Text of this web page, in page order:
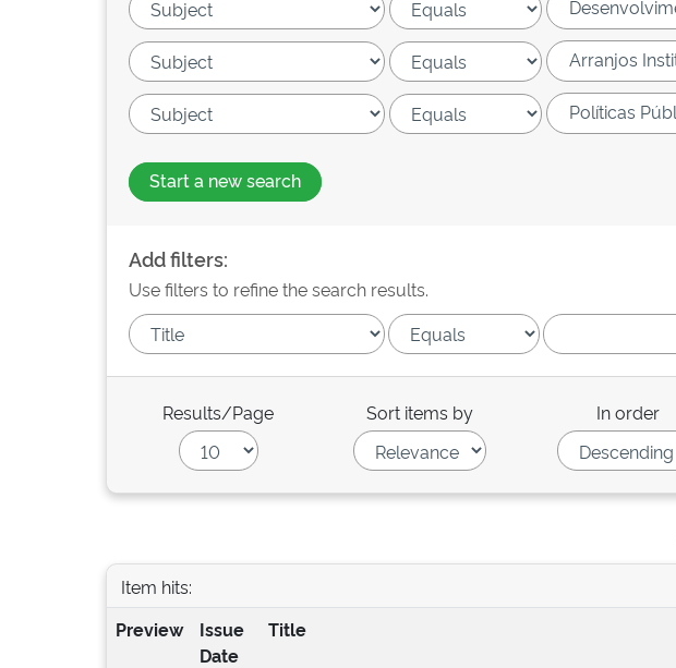
Start a new search
Add filters:
Use filters to refine the search results.
Results/Page Sort items by In order
Item hits:
Preview
Issue
Date
Title